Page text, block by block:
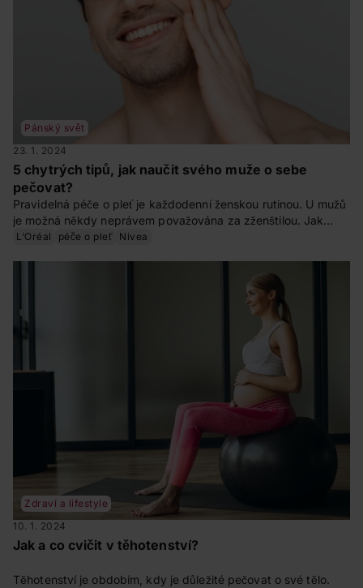
Pánský svět
23. 1. 2024
5 chytrých tipů, jak naučit svého muže o sebe
pečovat?
Pravidelná péče o pleť je každodenní ženskou rutinou. U mužů
je možná někdy neprávem považována za zženštilou. Jak
zlepšit péči o pleť u mužů? Naučte je to. Zde je náš návod, jak
L‘Oréal péče o pleť Nivea
Zdraví a lifestyle
10. 1. 2024
Jak a co cvičit v těhotenství?
Těhotenství je obdobím, kdy je důležité pečovat o své tělo.